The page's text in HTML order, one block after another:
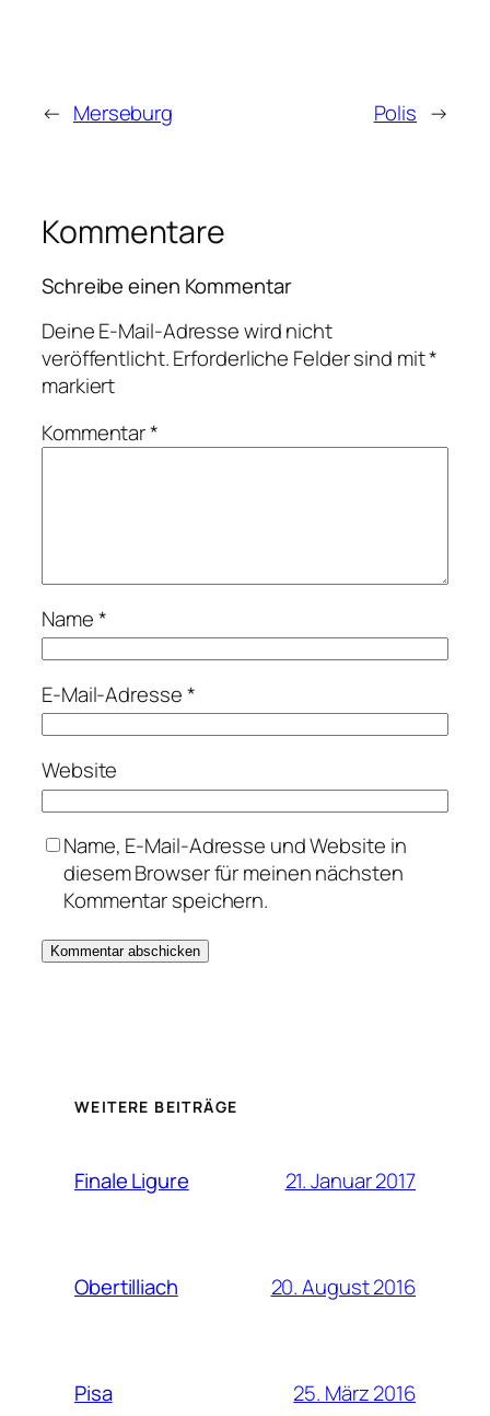
← Merseburg Polis →
Kommentare
Schreibe einen Kommentar
Deine E-Mail-Adresse wird nicht
veröffentlicht.Erforderliche Felder sind mit*
markiert
Kommentar*
Name*
E-Mail-Adresse*
Website
Name, E-Mail-Adresse und Website in
diesem Browser für meinen nächsten
Kommentar speichern.
WEITERE BEITRÄGE
Finale Ligure 21. Januar 2017
Obertilliach 20. August 2016
Pisa 25. März 2016